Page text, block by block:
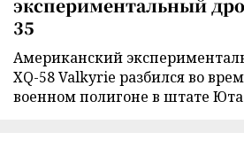
экспериментальный
35
Американский
XQ-58 Valkyrie разбился во
военном полигоне в штате